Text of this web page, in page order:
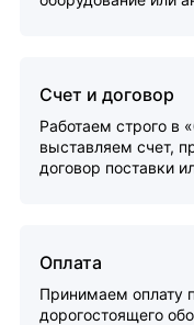
Счет и договор
Работаем строго в
выставляем счет,
договор поставки
Оплата
Принимаем оплату
дорогостоящего